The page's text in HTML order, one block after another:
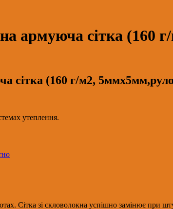
армуюча сітка (160
(160 г/м2,
утеплення.
Сітка зі скловолокна успішно замінює при